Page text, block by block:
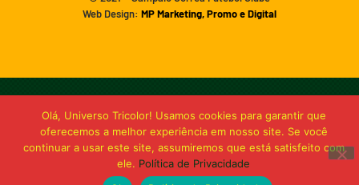
Web Design: MP Marketing, Promo e Digital
Olá, Universo Tricolor! Usamos cookies para garantir que
oferecemos a melhor experiência em nosso site. Se você
continuar a usar este site, assumiremos que está satisfeito com
ele. Política de Privacidade